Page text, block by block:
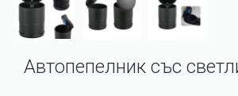
Автопепелник със